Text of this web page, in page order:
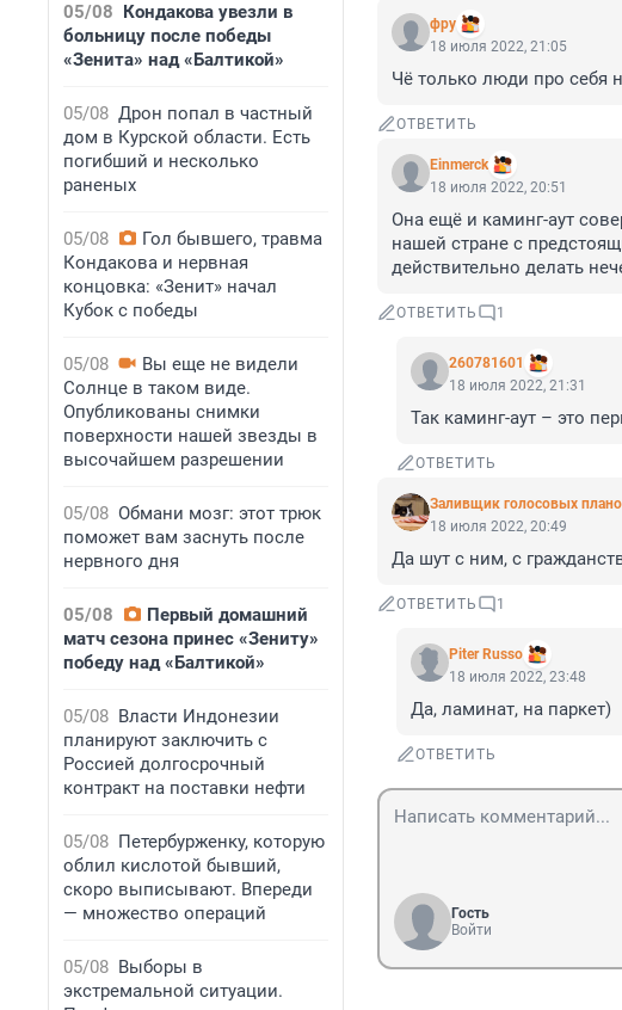
05/08 Кондакова увезли в
больницу после победы
«Зенита» над «Балтикой»
05/08 Дрон попал в частный
дом в Курской области. Есть
погибший и несколько
раненых
05/08
Гол бывшего, травма
Кондакова и нервная
концовка: «Зенит» начал
Кубок с победы
05/08
Вы еще не видели
Солнце в таком виде.
Опубликованы снимки
поверхности нашей звезды в
высочайшем разрешении
05/08 Обмани мозг: этот трюк
поможет вам заснуть после
нервного дня
05/08
Первый домашний
матч сезона принес «Зениту»
победу над «Балтикой»
05/08 Власти Индонезии
планируют заключить с
Россией долгосрочный
контракт на поставки нефти
05/08 Петербурженку, которую
облил кислотой бывший,
скоро выписывают. Впереди
— множество операций
05/08 Выборы в
экстремальной ситуации.
фру
18 июля 2022, 21:05
Чё только люди про себя
ОТВЕТИТЬ
Einmerck
18 июля 2022, 20:51
Она ещё и каминг-аут
нашей стране с
действительно делать
ОТВЕТИТЬ 1
260781601
18 июля 2022, 21:31
Так каминг-аут – это
ОТВЕТИТЬ
Заливщик голосовых
18 июля 2022, 20:49
Да шут с ним, с
ОТВЕТИТЬ 1
Piter Russo
18 июля 2022, 23:48
Да, ламинат, на паркет)
ОТВЕТИТЬ
Гость
Войти